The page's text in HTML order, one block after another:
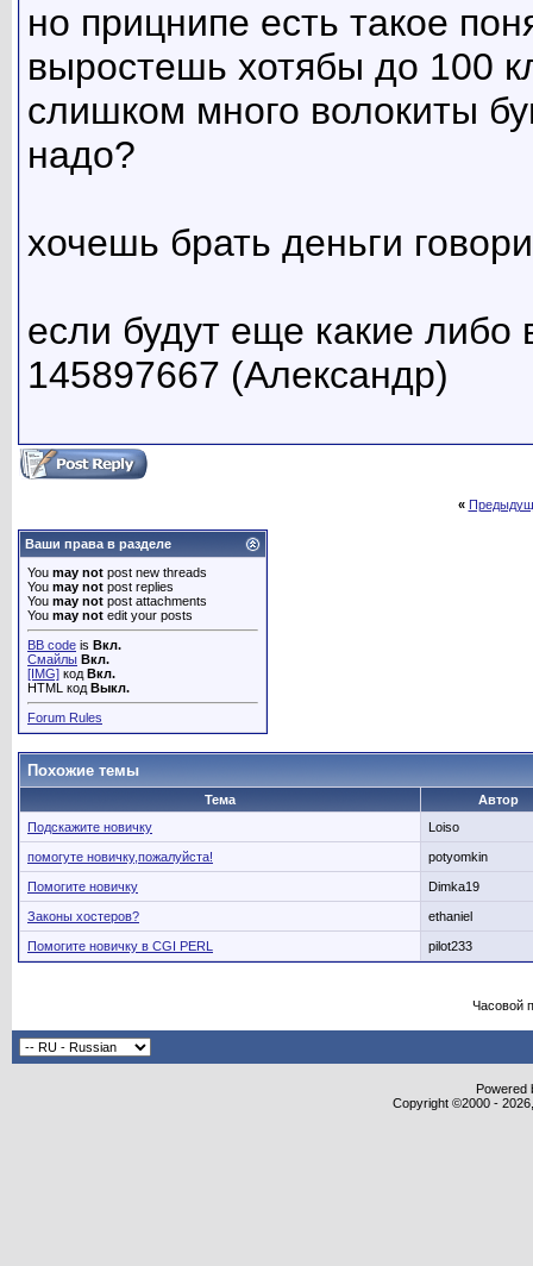
но прицнипе есть такое
выростешь хотябы до 100
слишком много волокиты
надо?
хочешь брать деньги
если будут еще какие либо
145897667 (Александр)
«
Ваши права в разделе
You may not post new threads
You may not post replies
You may not post attachments
You may not edit your posts
BB code is Вкл.
Смайлы Вкл.
[IMG] код Вкл.
HTML код Выкл.
Forum Rules
Похожие темы
Тема
Автор
Подскажите новичку
Loiso
помогуте новичку,пожалуйста! potyomkin
Помогите новичку Dimka19
Законы хостеров? ethaniel
Помогите новичку в CGI PERL pilot233
Часовой
Powered
Copyright ©2000 -